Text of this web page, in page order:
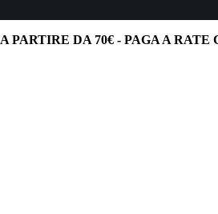
A PARTIRE DA 70€ - PAGA A RATE